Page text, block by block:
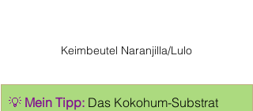
Keimbeutel Naranjilla/Lulo
💡 Mein Tipp: Das Kokohum-Substrat